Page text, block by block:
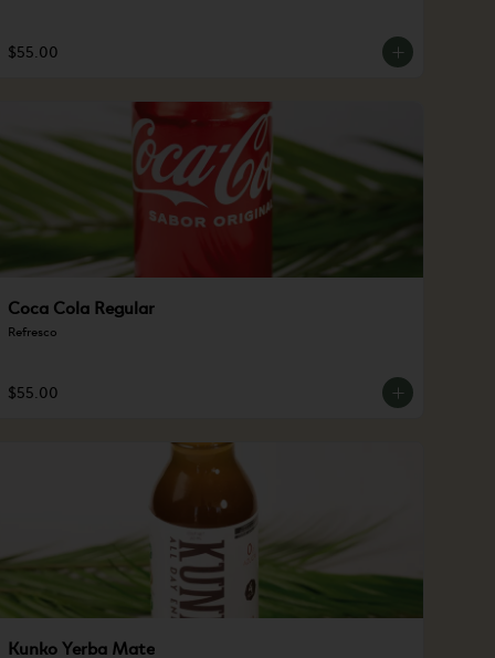
$55.00
Coca Cola Regular
Refresco
$55.00
Kunko Yerba Mate